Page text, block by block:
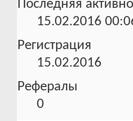
Последняя
15.02.2016
Регистрация
15.02.2016
Рефералы
0